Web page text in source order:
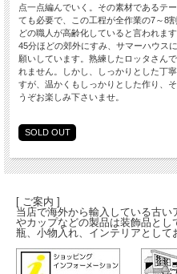
点一点編んでいく。その素材であるテ
ても必要で、この工程が全作業の7～8
どの職人が高齢化していると言われま
45分ほどの郊外にすみ、サマーハウス
願いしています。熟練したロッタさん
れません。しかし、しっかりとした丁
すが、温かくもしっかりとした作り、
うぞお楽しみ下さいませ。
SOLD OUT
[ ご案内 ]
当店で海外から輸入している古い
やカップなどの製品は装飾品と
瓶、小物入れ、インテリアとして